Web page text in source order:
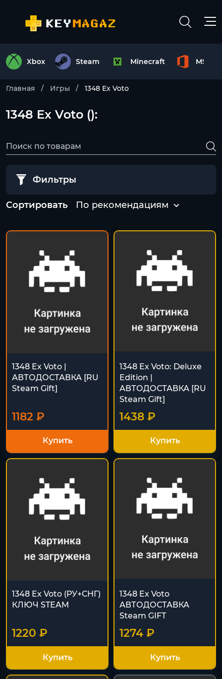
Xbox Steam Minecraft MS
Главная Игры 1348 Ex Voto
1348 Ex Voto ():
Фильтры
Сортировать По рекомендациям
1348 Ex Voto |
АВТОДОСТАВКА [RU
Steam Gift]
1182 ₽
Купить
1348 Ex Voto: Deluxe
Edition |
АВТОДОСТАВКА [RU
Steam Gift]
1438 ₽
Купить
1348 Ex Voto (РУ+СНГ)
КЛЮЧ STEAM
1220 ₽
Купить
1348 Ex Voto
АВТОДОСТАВКА
Steam GIFT
1274 ₽
Купить